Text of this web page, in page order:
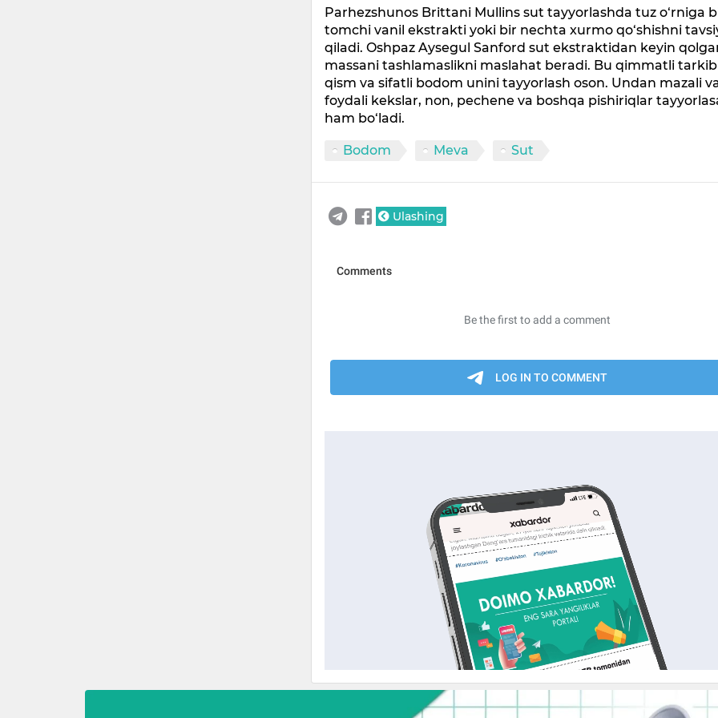
Parhezshunos Brittani Mullins sut tayyorlashda tuz o‘rniga
tomchi vanil ekstrakti yoki bir nechta xurmo qo‘shishni
qiladi. Oshpaz Aysegul Sanford sut ekstraktidan keyin
massani tashlamaslikni maslahat beradi. Bu qimmatli
qism va sifatli bodom unini tayyorlash oson. Undan mazali
foydali kekslar, non, pechene va boshqa pishiriqlar
ham bo‘ladi.
Bodom Meva Sut
Ulashing